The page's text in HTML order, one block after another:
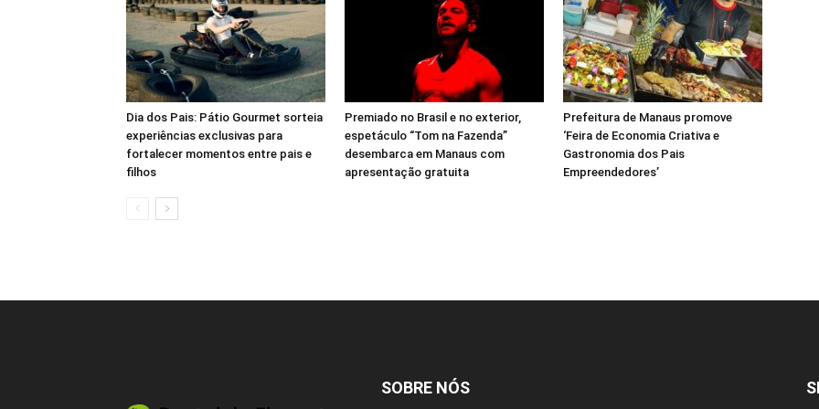
Dia dos Pais: Pátio Gourmet sorteia
experiências exclusivas para
fortalecer momentos entre pais e
filhos
Premiado no Brasil e no exterior,
espetáculo “Tom na Fazenda”
desembarca em Manaus com
apresentação gratuita
Prefeitura de Manaus promove
‘Feira de Economia Criativa e
Gastronomia dos Pais
Empreendedores’
SOBRE NÓS